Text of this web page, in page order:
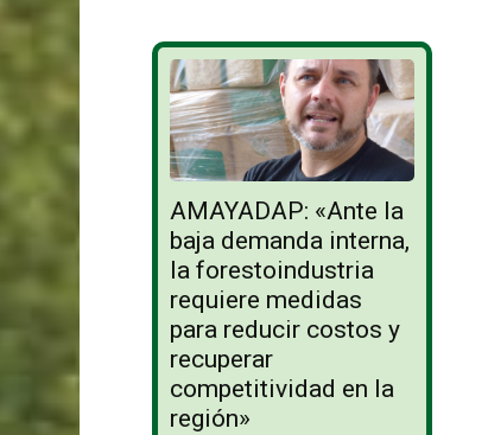
AMAYADAP: «Ante la
baja demanda interna,
la forestoindustria
requiere medidas
para reducir costos y
recuperar
competitividad en la
región»